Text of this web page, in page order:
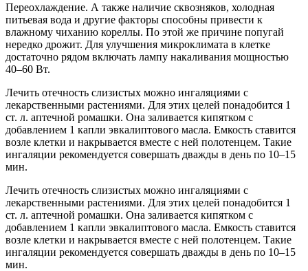
Переохлаждение. А также наличие сквозняков, холодная
питьевая вода и другие факторы способны привести к
влажному чиханию кореллы. По этой же причине попугай
нередко дрожит. Для улучшения микроклимата в клетке
достаточно рядом включать лампу накаливания мощностью
40–60 Вт.
Лечить отечность слизистых можно ингаляциями с
лекарственными растениями. Для этих целей понадобится 1
ст. л. аптечной ромашки. Она заливается кипятком с
добавлением 1 капли эвкалиптового масла. Емкость ставится
возле клетки и накрывается вместе с ней полотенцем. Такие
ингаляции рекомендуется совершать дважды в день по 10–15
мин.
Лечить отечность слизистых можно ингаляциями с
лекарственными растениями. Для этих целей понадобится 1
ст. л. аптечной ромашки. Она заливается кипятком с
добавлением 1 капли эвкалиптового масла. Емкость ставится
возле клетки и накрывается вместе с ней полотенцем. Такие
ингаляции рекомендуется совершать дважды в день по 10–15
мин.